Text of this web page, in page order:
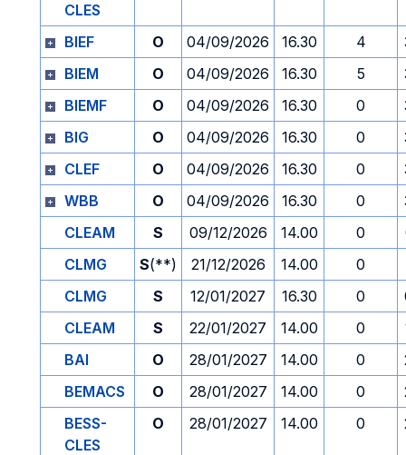
CLES
BIEF O 04/09/2026 16.30 4
BIEM
O 04/09/2026 16.30 5
BIEMF
O 04/09/2026 16.30 0
BIG
O 04/09/2026 16.30 0
CLEF
O 04/09/2026 16.30 0
WBB
O 04/09/2026 16.30 0
CLEAM
S 09/12/2026 14.00 0
CLMG
S(**) 21/12/2026 14.00 0
CLMG
S 12/01/2027 16.30 0
CLEAM
S 22/01/2027 14.00 0
BAI
O 28/01/2027 14.00 0
BEMACS
O 28/01/2027 14.00 0
BESS-
CLES
O 28/01/2027 14.00 0